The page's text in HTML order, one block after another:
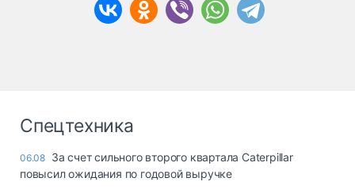
Спецтехника
06.08 За счет сильного второго квартала Caterpillar
повысил ожидания по годовой выручке